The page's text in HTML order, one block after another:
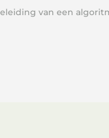
van een